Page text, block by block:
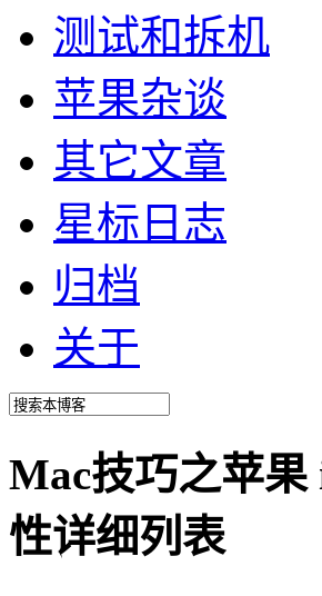
测试和拆机
苹果杂谈
其它文章
星标日志
归档
关于
Mac技巧之苹
性详细列表